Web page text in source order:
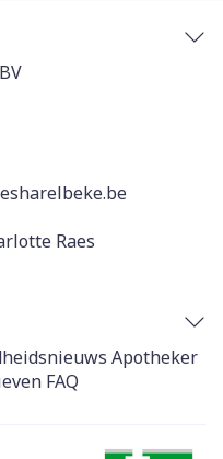
Raes
Apotheker
FAQ